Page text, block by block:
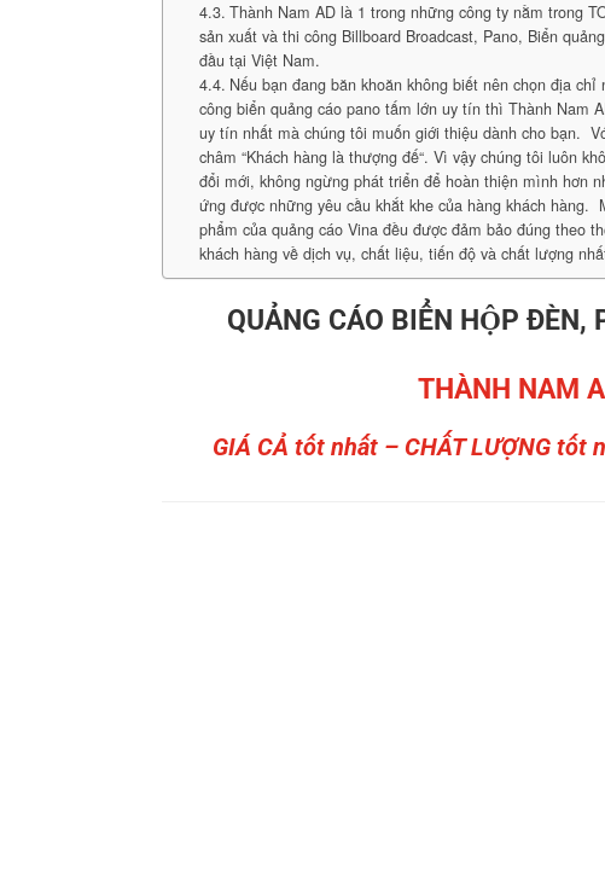
Thành Nam AD là 1 trong những công ty nằm trong
sản xuất và thi công Billboard Broadcast, Pano, Biển
đầu tại Việt Nam.
Nếu bạn đang băn khoăn không biết nên chọn địa chỉ
công biển quảng cáo pano tấm lớn uy tín thì Thành Nam
uy tín nhất mà chúng tôi muốn giới thiệu dành cho bạn.
châm “Khách hàng là thượng đế“. Vì vậy chúng tôi luôn
đổi mới, không ngừng phát triển để hoàn thiện mình hơn
ứng được những yêu cầu khắt khe của hàng khách hàng.
phẩm của quảng cáo Vina đều được đảm bảo đúng theo
khách hàng về dịch vụ, chất liệu, tiến độ và chất lượng
QUẢNG CÁO BIỂN HỘP ĐÈN,
THÀNH NAM
GIÁ CẢ tốt nhất – CHẤT LƯỢNG tốt